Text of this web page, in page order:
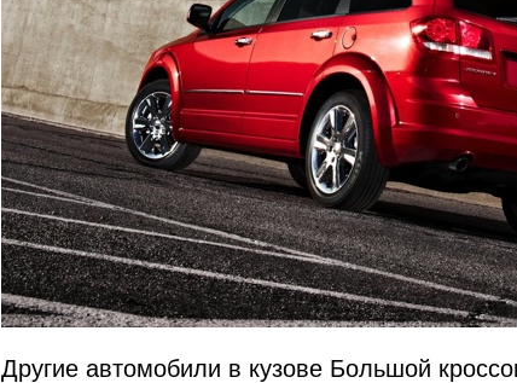
Другие автомобили в кузове Большой